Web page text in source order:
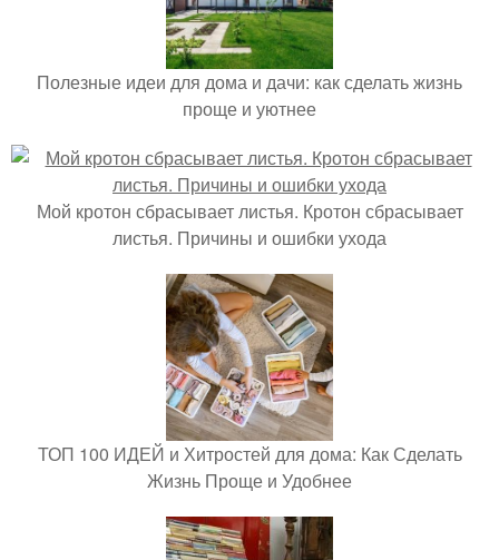
Полезные идеи для дома и дачи: как сделать жизнь
проще и уютнее
Мой кротон сбрасывает листья. Кротон сбрасывает
листья. Причины и ошибки ухода
ТОП 100 ИДЕЙ и Хитростей для дома: Как Сделать
Жизнь Проще и Удобнее